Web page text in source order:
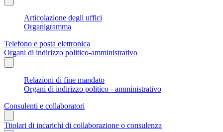
Articolazione degli uffici
Organigramma
Telefono e posta elettronica
Organi di indirizzo politico-amministrativo
Relazioni di fine mandato
Organi di indirizzo politico - amministrativo
Consulenti e collaboratori
Titolari di incarichi di collaborazione o consulenza